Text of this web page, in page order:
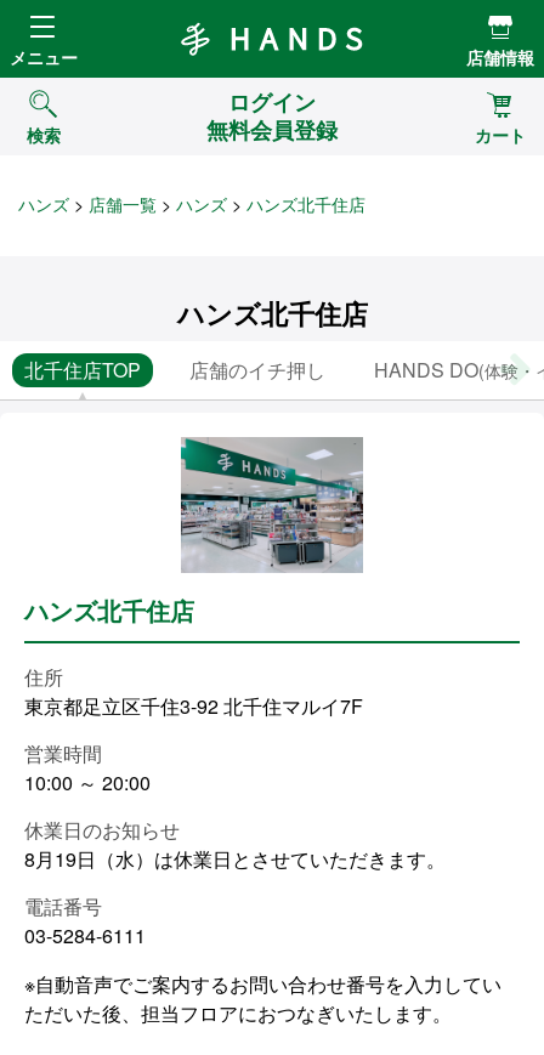
Hands ハンズ
メニュー 店舗情報
検索
ログイン
無料会員登録
カート
ハンズ 店舗一覧 ハンズ ハンズ北千住店
ハンズ北千住店
北千住店TOP 店舗のイチ押し HANDS DO(体験・
ハンズ北千住店
住所
東京都足立区千住3-92 北千住マルイ7F
営業時間
10:00 ～ 20:00
休業日のお知らせ
8月19日（水）は休業日とさせていただきます。
電話番号
03-5284-6111
※自動音声でご案内するお問い合わせ番号を入力してい
ただいた後、担当フロアにおつなぎいたします。